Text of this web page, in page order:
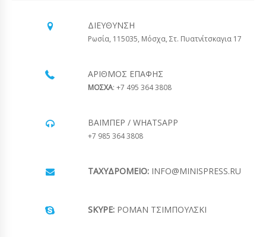
ΔΙΕΎΘΥΝΣΗ
Ρωσία, 115035, Μόσχα, Στ. Πυατνίτσκαγια 17
ΑΡΙΘΜΌΣ ΕΠΑΦΉΣ
ΜΟΣΧΑ: +7 495 364 3808
ΒΆΙΜΠΕΡ / WHATSAPP
+7 985 364 3808
ΤΑΧΥΔΡΟΜΕΊΟ: INFO@MINISPRESS.RU
SKYPE: ΡΟΜΆΝ ΤΣΙΜΠΟΎΛΣΚΙ